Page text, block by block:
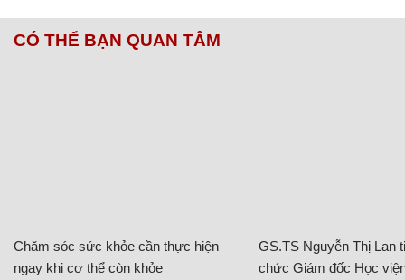
CÓ THỂ BẠN QUAN TÂM
Chăm sóc sức khỏe cần thực hiện
ngay khi cơ thể còn khỏe
GS.TS Nguyễn Thị Lan
chức Giám đốc Học